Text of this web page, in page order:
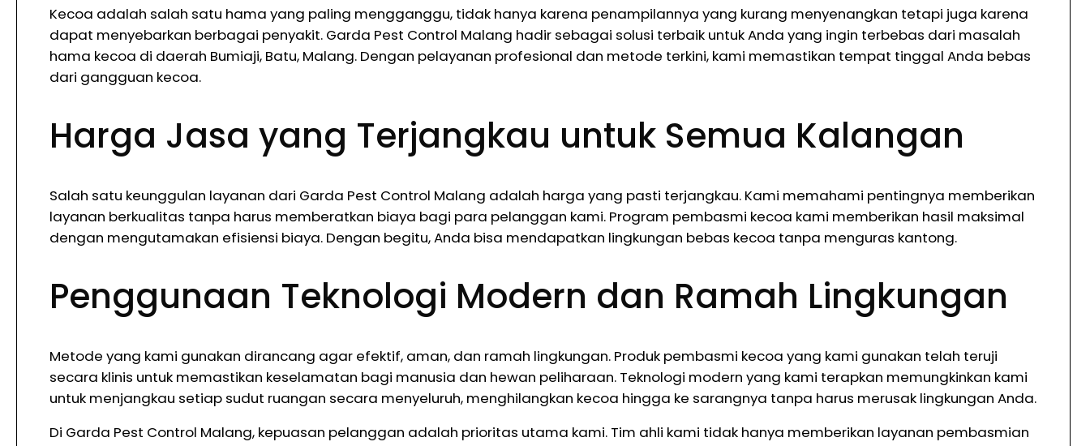
Kecoa adalah salah satu hama yang paling mengganggu, tidak hanya karena penampilannya yang kurang menyenangkan tetapi juga karena
dapat menyebarkan berbagai penyakit. Garda Pest Control Malang hadir sebagai solusi terbaik untuk Anda yang ingin terbebas dari masalah
hama kecoa di daerah Bumiaji, Batu, Malang. Dengan pelayanan profesional dan metode terkini, kami memastikan tempat tinggal Anda bebas
dari gangguan kecoa.
Harga Jasa yang Terjangkau untuk Semua Kalangan
Salah satu keunggulan layanan dari Garda Pest Control Malang adalah harga yang pasti terjangkau. Kami memahami pentingnya memberikan
layanan berkualitas tanpa harus memberatkan biaya bagi para pelanggan kami. Program pembasmi kecoa kami memberikan hasil maksimal
dengan mengutamakan efisiensi biaya. Dengan begitu, Anda bisa mendapatkan lingkungan bebas kecoa tanpa menguras kantong.
Penggunaan Teknologi Modern dan Ramah Lingkungan
Metode yang kami gunakan dirancang agar efektif, aman, dan ramah lingkungan. Produk pembasmi kecoa yang kami gunakan telah teruji
secara klinis untuk memastikan keselamatan bagi manusia dan hewan peliharaan. Teknologi modern yang kami terapkan memungkinkan kami
untuk menjangkau setiap sudut ruangan secara menyeluruh, menghilangkan kecoa hingga ke sarangnya tanpa harus merusak lingkungan Anda.
Di Garda Pest Control Malang, kepuasan pelanggan adalah prioritas utama kami. Tim ahli kami tidak hanya memberikan layanan pembasmian